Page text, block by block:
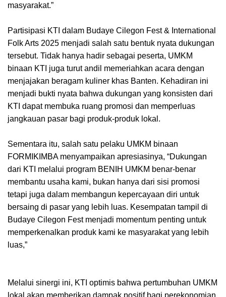
masyarakat.”
Partisipasi KTI dalam Budaye Cilegon Fest & International
Folk Arts 2025 menjadi salah satu bentuk nyata dukungan
tersebut. Tidak hanya hadir sebagai peserta, UMKM
binaan KTI juga turut andil memeriahkan acara dengan
menjajakan beragam kuliner khas Banten. Kehadiran ini
menjadi bukti nyata bahwa dukungan yang konsisten dari
KTI dapat membuka ruang promosi dan memperluas
jangkauan pasar bagi produk-produk lokal.
Sementara itu, salah satu pelaku UMKM binaan
FORMIKIMBA menyampaikan apresiasinya, “Dukungan
dari KTI melalui program BENIH UMKM benar-benar
membantu usaha kami, bukan hanya dari sisi promosi
tetapi juga dalam membangun kepercayaan diri untuk
bersaing di pasar yang lebih luas. Kesempatan tampil di
Budaye Cilegon Fest menjadi momentum penting untuk
memperkenalkan produk kami ke masyarakat yang lebih
luas,”
Melalui sinergi ini, KTI optimis bahwa pertumbuhan UMKM
lokal akan memberikan dampak positif bagi perekonomian